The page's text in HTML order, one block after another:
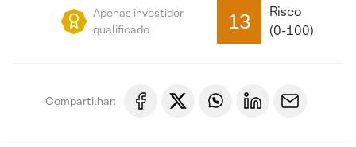
Apenas investidor
qualificado
13
Risco
(0-100)
Compartilhar: